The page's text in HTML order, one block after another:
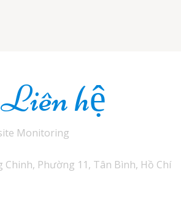
Liên hệ
Monitoring
Phường 11, Tân Bình, Hồ Chí